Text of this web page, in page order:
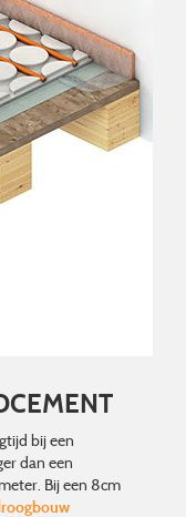
bij een
dan een
Bij een 8cm